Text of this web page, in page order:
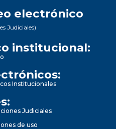
electrónico
Judiciales)
institucional:
Institucionales
Judiciales
de uso